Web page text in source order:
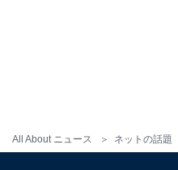
All About ニュース ネットの話題